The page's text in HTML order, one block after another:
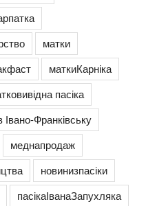
матки
маткиКарніка
пасіка
Івано-Франківську
меднапродаж
новинизпасіки
пасікаІванаЗапухляка